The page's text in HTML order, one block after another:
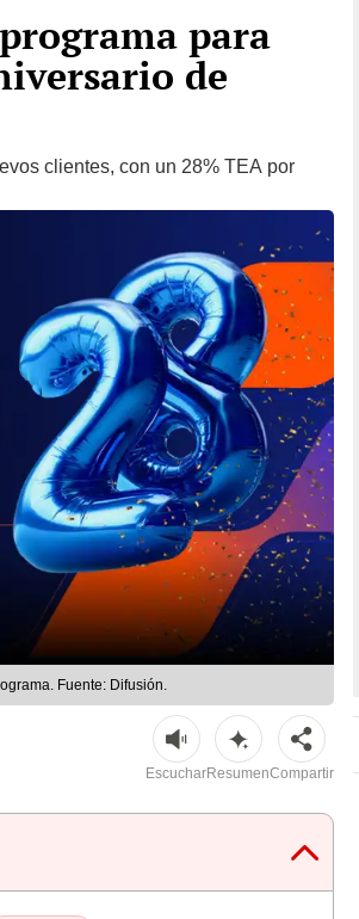
para
de
clientes, con un 28% TEA por
Fuente: Difusión.
EscucharResumenCompartir